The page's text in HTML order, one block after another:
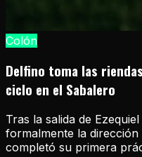
Colón
Delfino toma las
ciclo en el Sabalero
Tras la salida de
formalmente la
completó su primera